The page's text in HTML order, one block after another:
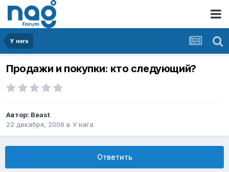
У нага
Продажи и покупки: кто следующий?
Автор: Beast
22 декабря, 2006 в У нага
Ответить